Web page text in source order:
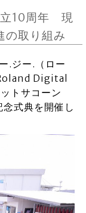
立10周年 現
取り組み
.ジー.（ロー
Digital
トサコーン
式典を開催し